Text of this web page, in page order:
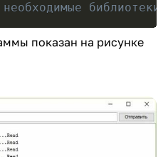
показан на рисунке